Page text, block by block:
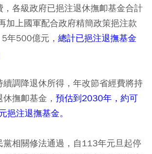
，各級政府已挹注退休撫卹基金合計
加上國軍配合政府精簡政策挹注款
年500億元， 總計已挹注退撫基金
續調降退休所得，年改節省經費將持
撫卹基金， 預估到2030年，約可
挹注退撫基金。
黨相關修法通過，自113年元旦起停